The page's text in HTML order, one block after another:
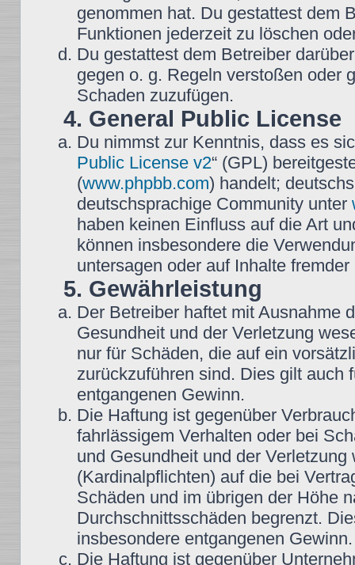
genommen hat. Du gestattest dem
Funktionen jederzeit zu löschen
Du gestattest dem Betreiber
gegen o. g. Regeln verstoßen oder
Schaden zuzufügen.
4. General Public License
Du nimmst zur Kenntnis, dass es
Public License v2“ (GPL)
(www.phpbb.com) handelt;
deutschsprachige Community unter
haben keinen Einfluss auf die Art
können insbesondere die
untersagen oder auf Inhalte
5. Gewährleistung
Der Betreiber haftet mit Ausnahme
Gesundheit und der Verletzung
nur für Schäden, die auf ein
zurückzuführen sind. Dies gilt auch
entgangenen Gewinn.
Die Haftung ist gegenüber
fahrlässigem Verhalten oder bei
und Gesundheit und der
(Kardinalpflichten) auf die bei
Schäden und im übrigen der Höhe
Durchschnittsschäden begrenzt.
insbesondere entgangenen Gewinn.
Die Haftung ist gegenüber